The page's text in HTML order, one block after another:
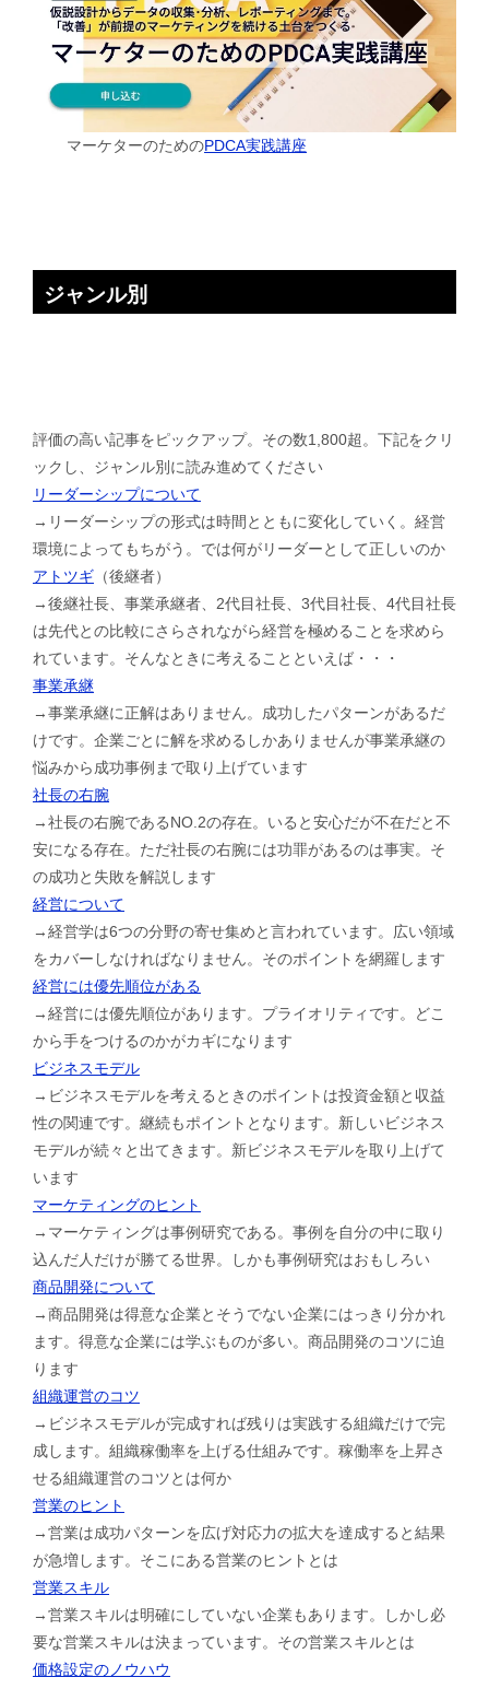
マーケターのためのPDCA実践講座
ジャンル別
評価の高い記事をピックアップ。その数1,800超。下記をクリ
ックし、ジャンル別に読み進めてください
リーダーシップについて
→リーダーシップの形式は時間とともに変化していく。経営
環境によってもちがう。では何がリーダーとして正しいのか
アトツギ （後継者）
→後継社長、事業承継者、2代目社長、3代目社長、4代目社長
は先代との比較にさらされながら経営を極めることを求めら
れています。そんなときに考えることといえば・・・
事業承継
→事業承継に正解はありません。成功したパターンがあるだ
けです。企業ごとに解を求めるしかありませんが事業承継の
悩みから成功事例まで取り上げています
社長の右腕
→社長の右腕であるNO.2の存在。いると安心だが不在だと不
安になる存在。ただ社長の右腕には功罪があるのは事実。そ
の成功と失敗を解説します
経営について
→経営学は6つの分野の寄せ集めと言われています。広い領域
をカバーしなければなりません。そのポイントを網羅します
経営には優先順位がある
→経営には優先順位があります。プライオリティです。どこ
から手をつけるのかがカギになります
ビジネスモデル
→ビジネスモデルを考えるときのポイントは投資金額と収益
性の関連です。継続もポイントとなります。新しいビジネス
モデルが続々と出てきます。新ビジネスモデルを取り上げて
います
マーケティングのヒント
→マーケティングは事例研究である。事例を自分の中に取り
込んだ人だけが勝てる世界。しかも事例研究はおもしろい
商品開発について
→商品開発は得意な企業とそうでない企業にはっきり分かれ
ます。得意な企業には学ぶものが多い。商品開発のコツに迫
ります
組織運営のコツ
→ビジネスモデルが完成すれば残りは実践する組織だけで完
成します。組織稼働率を上げる仕組みです。稼働率を上昇さ
せる組織運営のコツとは何か
営業のヒント
→営業は成功パターンを広げ対応力の拡大を達成すると結果
が急増します。そこにある営業のヒントとは
営業スキル
→営業スキルは明確にしていない企業もあります。しかし必
要な営業スキルは決まっています。その営業スキルとは
価格設定のノウハウ